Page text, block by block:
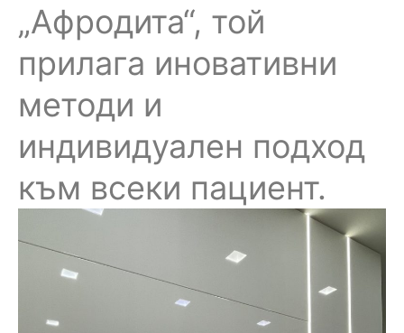
„Афродита“, той
прилага иновативни
методи и
индивидуален подход
към всеки пациент.